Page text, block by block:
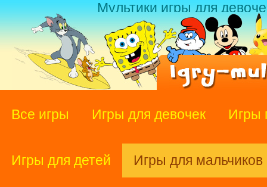
Мультики игры для
Все игры Игры для девочек Игры
Игры для детей Игры для мальчиков